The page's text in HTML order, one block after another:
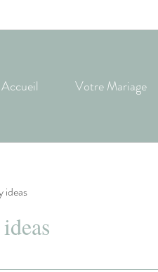
Accueil Votre Mariage
ideas